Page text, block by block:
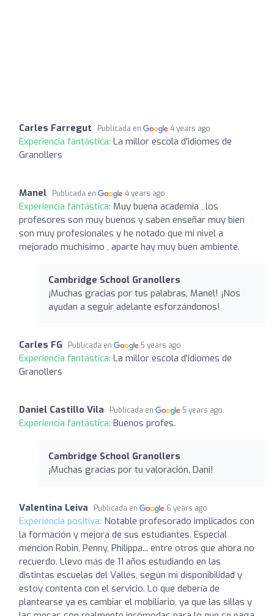
Carles Farregut Publicada en 4 years ago
Experiencia fantástica: La millor escola d'idiomes de
Granollers
Manel Publicada en 4 years ago
Experiencia fantástica: Muy buena academia , los
profesores son muy buenos y saben enseñar muy bien
son muy profesionales y he notado que mi nivel a
mejorado muchisimo , aparte hay muy buen ambiente.
Cambridge School Granollers
¡Muchas gracias por tus palabras, Manel! ¡Nos
ayudan a seguir adelante esforzándonos!
Carles FG Publicada en 5 years ago
Experiencia fantástica: La millor escola d'idiomes de
Granollers
Daniel Castillo Vila Publicada en 5 years ago
Experiencia fantástica: Buenos profes.
Cambridge School Granollers
¡Muchas gracias por tu valoración, Dani!
Valentina Leiva Publicada en 6 years ago
Experiencia positiva: Notable profesorado implicados con
la formación y mejora de sus estudiantes. Especial
mención Robin, Penny, Philippa... entre otros que ahora no
recuerdo. Llevo más de 11 años estudiando en las
distintas escuelas del Vallés, según mi disponibilidad y
estoy contenta con el servicio. Lo que debería de
plantearse ya es cambiar el mobiliario, ya que las sillas y